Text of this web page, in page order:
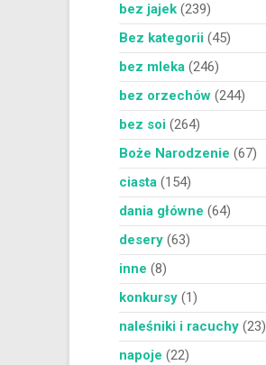
bez jajek (239)
Bez kategorii (45)
bez mleka (246)
bez orzechów (244)
bez soi (264)
Boże Narodzenie (67)
ciasta (154)
dania główne (64)
desery (63)
inne (8)
konkursy (1)
naleśniki i racuchy (23)
napoje (22)